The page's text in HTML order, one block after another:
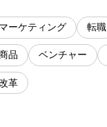
マーケティング 転職
品 ベンチャー
革